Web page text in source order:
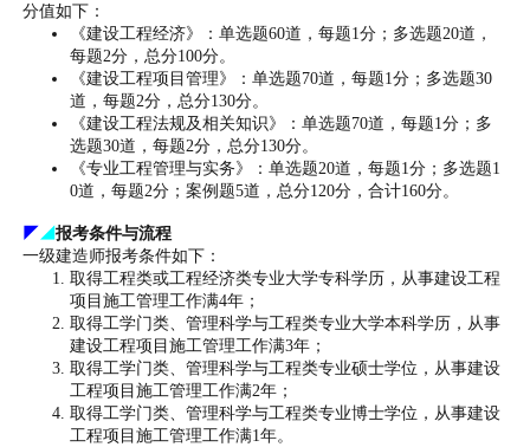
分值如下：
《建设工程经济》：单选题60道，每题1分；多选题20道，
每题2分，总分100分。
《建设工程项目管理》：单选题70道，每题1分；多选题30
道，每题2分，总分130分。
《建设工程法规及相关知识》：单选题70道，每题1分；多
选题30道，每题2分，总分130分。
《专业工程管理与实务》：单选题20道，每题1分；多选题1
0道，每题2分；案例题5道，总分120分，合计160分。
◤◢报考条件与流程
一级建造师报考条件如下：
取得工程类或工程经济类专业大学专科学历，从事建设工程
项目施工管理工作满4年；
取得工学门类、管理科学与工程类专业大学本科学历，从事
建设工程项目施工管理工作满3年；
取得工学门类、管理科学与工程类专业硕士学位，从事建设
工程项目施工管理工作满2年；
取得工学门类、管理科学与工程类专业博士学位，从事建设
工程项目施工管理工作满1年。